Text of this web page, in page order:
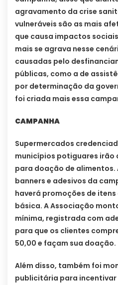
agravamento da crise
vulneráveis são as mais
que causa impactos
mais se agrava nesse
causadas pelo
públicas, como a de
por determinação da
foi criada mais essa
CAMPANHA
Supermercados
municípios potiguares irão
para doação de
banners e adesivos da
haverá promoções de
básica. A Associação
mínima, registrada com
para que os clientes
50,00 e façam sua doação.
Além disso, também foi
publicitária para incentivar